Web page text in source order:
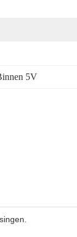
5V